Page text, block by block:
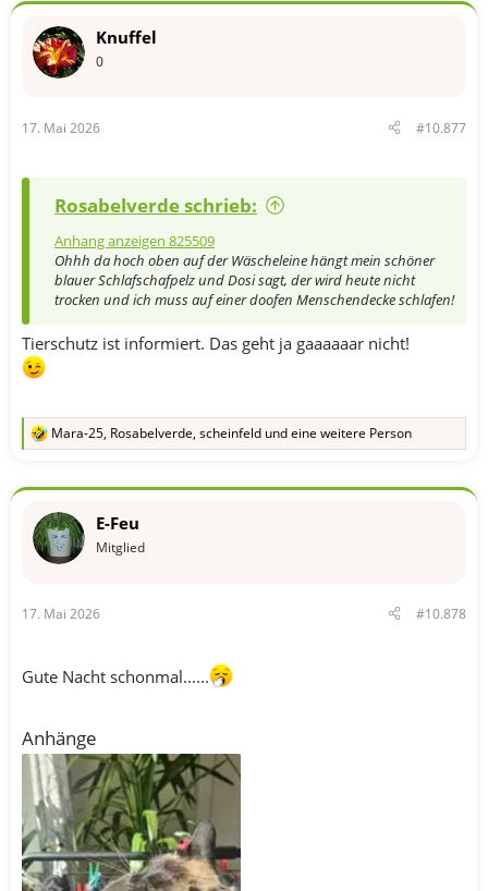
Knuffel
0
17. Mai 2026 #10.877
Rosabelverde schrieb:
Anhang anzeigen 825509
Ohhh da hoch oben auf der Wäscheleine hängt mein schöner
blauer Schlafschafpelz und Dosi sagt, der wird heute nicht
trocken und ich muss auf einer doofen Menschendecke schlafen!
Tierschutz ist informiert. Das geht ja gaaaaaar nicht!
R
k
o
:
Mara-25, Rosabelverde, scheinfeld und eine weitere Person
E-Feu
Mitglied
17. Mai 2026 #10.878
Gute Nacht schonmal......
Anhänge